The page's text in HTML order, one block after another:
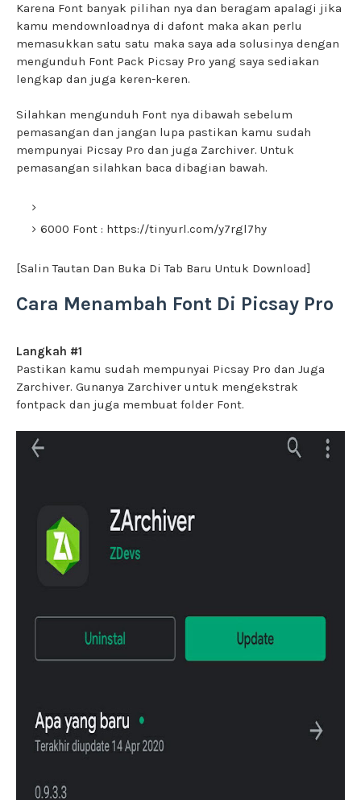
Karena Font banyak pilihan nya dan beragam apalagi jika
kamu mendownloadnya di dafont maka akan perlu
memasukkan satu satu maka saya ada solusinya dengan
mengunduh Font Pack Picsay Pro yang saya sediakan
lengkap dan juga keren-keren.
Silahkan mengunduh Font nya dibawah sebelum
pemasangan dan jangan lupa pastikan kamu sudah
mempunyai Picsay Pro dan juga Zarchiver. Untuk
pemasangan silahkan baca dibagian bawah.
6000 Font : https://tinyurl.com/y7rgl7hy
[Salin Tautan Dan Buka Di Tab Baru Untuk Download]
Cara Menambah Font Di Picsay Pro
Langkah #1
Pastikan kamu sudah mempunyai Picsay Pro dan Juga
Zarchiver. Gunanya Zarchiver untuk mengekstrak
fontpack dan juga membuat folder Font.